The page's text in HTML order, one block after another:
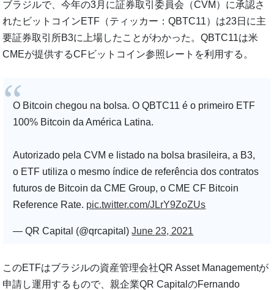
ブラジルで、今年の3月に証券取引委員会（CVM）に承認さ
れたビットコインETF（ティッカー：QBTC11）は23日に主
要証券取引所B3に上場したことがわかった。QBTC11は米
CMEが提供するCFビットコイン参照レートを利用する。
O Bitcoin chegou na bolsa. O QBTC11 é o primeiro ETF
100% Bitcoin da América Latina.
Autorizado pela CVM e listado na bolsa brasileira, a B3,
o ETF utiliza o mesmo índice de referência dos contratos
futuros de Bitcoin da CME Group, o CME CF Bitcoin
Reference Rate. pic.twitter.com/JLrY9ZoZUs
— QR Capital (@qrcapital)June 23, 2021
このETFはブラジルの資産管理会社QR Asset Managementが
申請し運用するもので、親企業QR CapitalのFernando